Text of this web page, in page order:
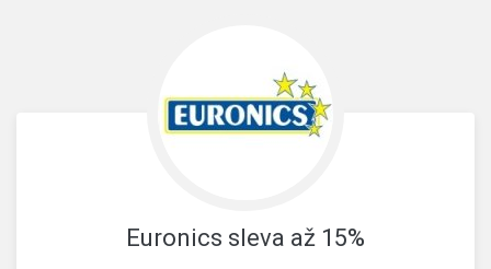
Euronics sleva až 15%